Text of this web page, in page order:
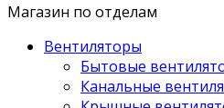
Магазин по отделам
Вентиляторы
Бытовые
Канальные